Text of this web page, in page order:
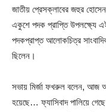
জাতীয় প্রেসক্লাবের জহুর
একুশে পদক প্রাপ্তি
পদকপ্রাপ্ত আলোকচিত্র
ছিলেন।
সভায় মির্জা ফখরুল বলেন, আজ
হয়েছে… ফ্যাসিবাদ পালিয়ে